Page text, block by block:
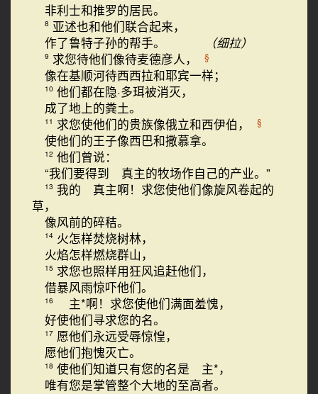
非利士和推罗的居民。
8 亚述也和他们联合起来，
作了鲁特子孙的帮手。
（细拉）
9 求您待他们像待麦德彦人， §
像在基顺河待西西拉和耶宾一样；
10 他们都在隐·多珥被消灭，
成了地上的粪土。
11 求您使他们的贵族像俄立和西伊伯， §
使他们的王子像西巴和撒慕拿。
12 他们曾说：
“我们要得到 真主的牧场作自己的产业。”
13 我的 真主啊！求您使他们像旋风卷起的
草，
像风前的碎秸。
14 火怎样焚烧树林，
火焰怎样燃烧群山，
15 求您也照样用狂风追赶他们，
借暴风雨惊吓他们。
16
主*啊！求您使他们满面羞愧，
好使他们寻求您的名。
17 愿他们永远受辱惊惶，
愿他们抱愧灭亡。
18 使他们知道只有您的名是 主*，
唯有您是掌管整个大地的至高者。